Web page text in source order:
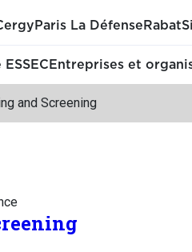
Paris La Défense Rabat
Entreprises et
and Screening